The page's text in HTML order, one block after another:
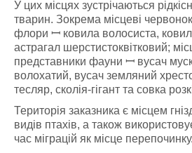
У цих місцях зустрічаються
тварин. Зокрема місцеві
флори ꟷ ковила волосиста,
астрагал шерстистоквітковий;
представники фауни ꟷ вусач
волохатий, вусач земляний
тесляр, сколія-гігант та совка
Територія заказника є місцем
видів птахів, а також
час міграцій як місце перепочинку.